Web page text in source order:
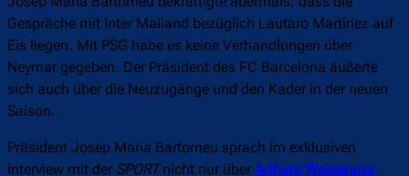
Gespräche mit Inter Mailand bezüglich Lautaro Martínez auf
Eis liegen. Mit PSG habe es keine Verhandlungen über
Neymar gegeben. Der Präsident des FC Barcelona äußerte
sich auch über die Neuzugänge und den Kader in der neuen
Saison.
Präsident Josep Maria Bartomeu sprach im exklusiven
Interview mit der SPORTnicht nur über Arthurs Weigerung,